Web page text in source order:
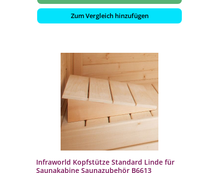
Zum Vergleich hinzufügen
Infraworld Kopfstütze Standard Linde für
Saunakabine Saunazubehör B6613